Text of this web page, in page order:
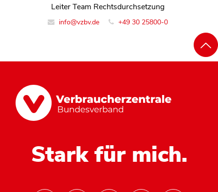
Leiter Team Rechtsdurchsetzung
info@vzbv.de +49 30 25800-0
Stark für mich.